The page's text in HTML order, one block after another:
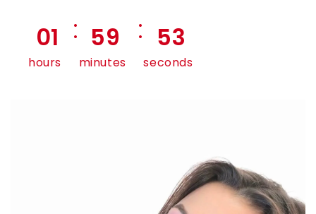
01
hours
: 59
minutes
: 51
seconds